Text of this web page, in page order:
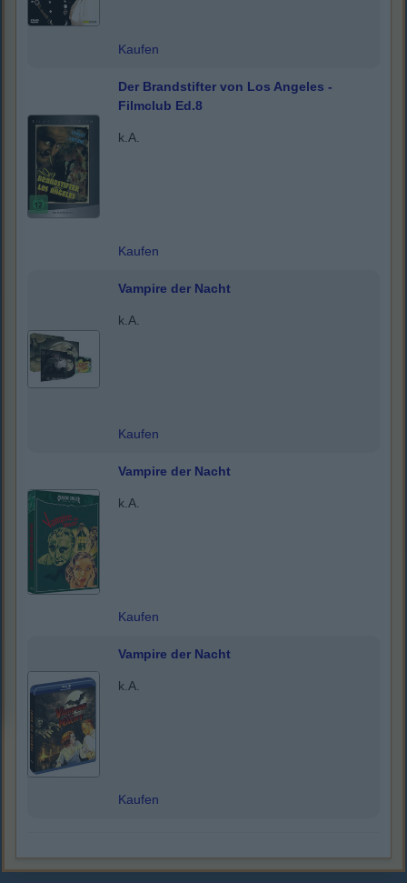
Kaufen
Der Brandstifter von Los Angeles -
Filmclub Ed.8
k.A.
Kaufen
Vampire der Nacht
k.A.
Kaufen
Vampire der Nacht
k.A.
Kaufen
Vampire der Nacht
k.A.
Kaufen